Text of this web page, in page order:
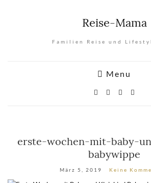
Reise-Mama
Familien Reise und
Menu
erste-wochen-mit-baby-
babywippe
März 5, 2019 Keine